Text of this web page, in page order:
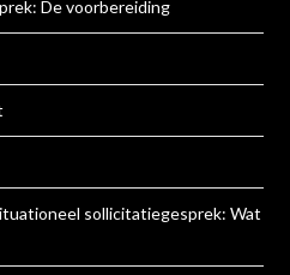
De voorbereiding
sollicitatiegesprek: Wat is